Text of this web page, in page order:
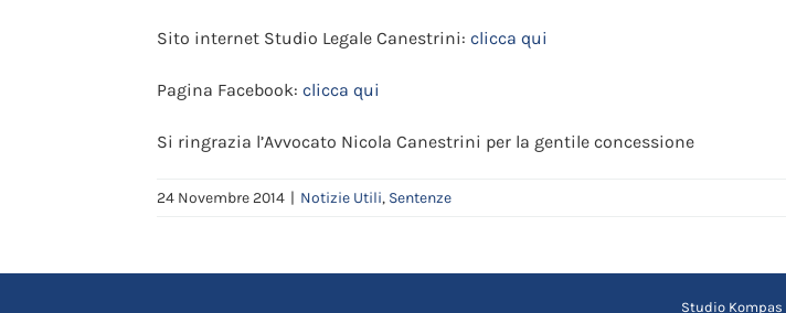
Sito internet Studio Legale Canestrini: clicca qui
Pagina Facebook: clicca qui
Si ringrazia l’Avvocato Nicola Canestrini per la gentile concessione
24 Novembre 2014 | Notizie Utili, Sentenze
Studio Kompas